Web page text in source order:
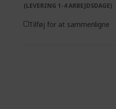
(LEVERING 1-4 ARBEJDSDAGE)
Tilføj for at sammenligne